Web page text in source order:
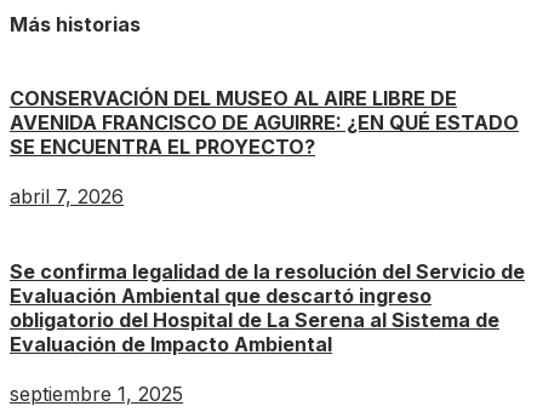
Más historias
CONSERVACIÓN DEL MUSEO AL AIRE LIBRE DE
AVENIDA FRANCISCO DE AGUIRRE: ¿EN QUÉ ESTADO
SE ENCUENTRA EL PROYECTO?
abril 7, 2026
Se confirma legalidad de la resolución del Servicio de
Evaluación Ambiental que descartó ingreso
obligatorio del Hospital de La Serena al Sistema de
Evaluación de Impacto Ambiental
septiembre 1, 2025